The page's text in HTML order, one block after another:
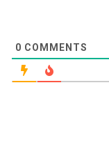
0 COMMENTS